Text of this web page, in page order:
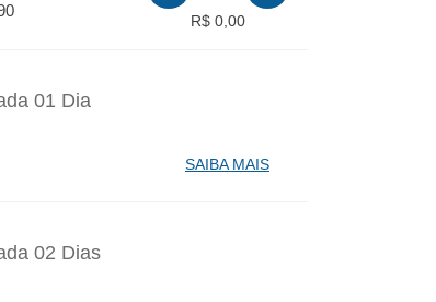
R$ 0,00
01 Dia
SAIBA MAIS
02 Dias